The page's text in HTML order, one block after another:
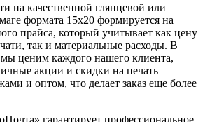
на качественной глянцевой или
формата 15х20 формируется на
прайса, который учитывает как цену
так и материальные расходы. В
мы ценим каждого нашего клиента,
акции и скидки на печать
и оптом, что делает заказ еще более
гарантирует профессиональное